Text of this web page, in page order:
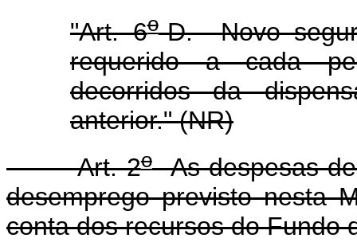
"Art. 6o-D. Novo
requerido a cada
decorridos da
anterior." (NR)
Art. 2oAs despesas
desemprego previsto nesta
conta dos recursos do Fundo